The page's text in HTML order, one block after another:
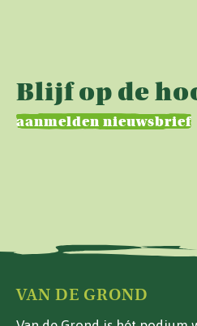
Blijf op de
aanmelden nieuwsbrief
VAN DE GROND